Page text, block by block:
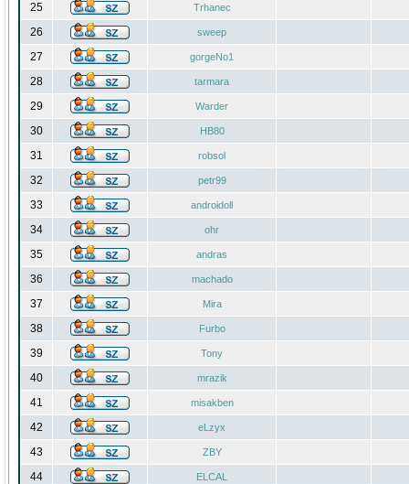
25 Trhanec
26 sweep
27 gorgeNo1
28 tarmara
29 Warder
30 HB80
31 robsol
32 petr99
33 androidoll
34 ohr
35 andras
36 machado
37 Mira
38 Furbo
39 Tony
40 mrazik
41 misakben
42 eLzyx
43 ZBY
44 ELCAL